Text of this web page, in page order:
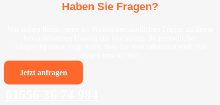
Haben Sie Fragen?
Jetzt anfragen